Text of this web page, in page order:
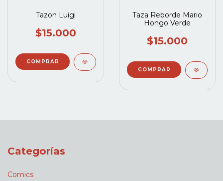
Tazon Luigi
$15.000
Taza Reborde Mario
Hongo Verde
$15.000
Categorías
Comics